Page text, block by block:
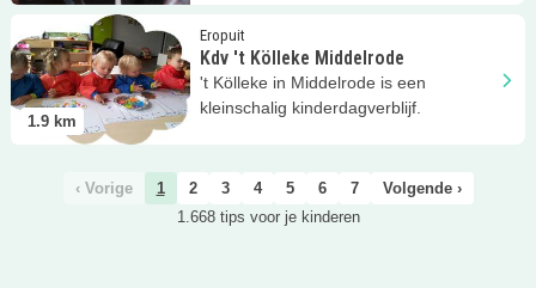
1.9 km
Eropuit
Kdv 't Kölleke Middelrode
't Kölleke in Middelrode is een
kleinschalig kinderdagverblijf.
Lees meer Kdv 't Kölleke Middelrode
‹ Vorige 1 2 3 4 5 6 7
Volgende ›
1.668 tips voor je kinderen